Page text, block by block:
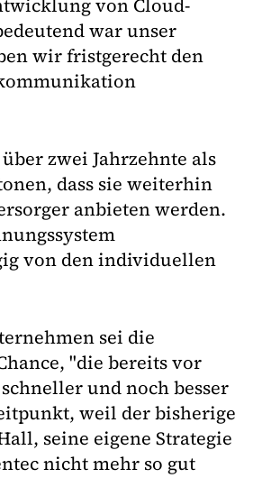
von Cloud-
war unser
wir fristgerecht den
zwei Jahrzehnte als
dass sie weiterhin
anbieten werden.
von den individuellen
sei die
"die bereits vor
und noch besser
weil der bisherige
seine eigene Strategie
nicht mehr so gut